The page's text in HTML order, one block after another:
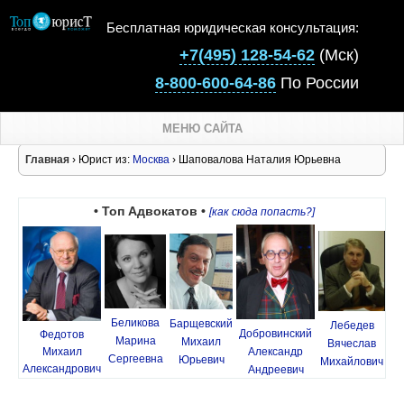
Бесплатная юридическая консультация:
+7(495) 128-54-62 (Мск)
8-800-600-64-86 По России
МЕНЮ САЙТА
Главная › Юрист из: Москва › Шаповалова Наталия Юрьевна
• Топ Адвокатов • [как сюда попасть?]
Федотов
Михаил
Александрович
Беликова
Марина
Сергеевна
Барщевский
Михаил
Юрьевич
Добровинский
Александр
Андреевич
Лебедев
Вячеслав
Михайлович